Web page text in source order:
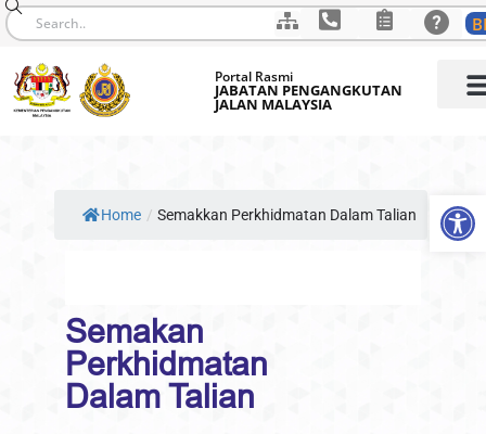
to
content
Portal Rasmi
JABATAN PENGANGKUTAN
JALAN MALAYSIA
Home / Semakkan Perkhidmatan Dalam Talian
Semakan
Perkhidmatan
Dalam Talian